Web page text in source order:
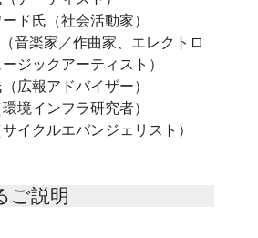
ド氏（社会活動家）
音楽家／作曲家、エレクトロ
ジックアーティスト）
広報アドバイザー）
境インフラ研究者）
イクルエバンジェリスト）
ご説明